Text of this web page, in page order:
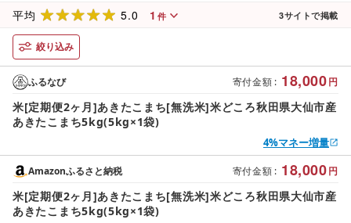
平均 5.0 1 件 3サイトで掲載
絞り込み
寄付金額 : 18,000円
ふるなび
米[定期便2ヶ月]あきたこまち[無洗米]米どころ秋田県大仙市産
あきたこまち5kg(5kg×1袋)
4%マネー増量
寄付金額 : 18,000円
Amazonふるさと納税
米[定期便2ヶ月]あきたこまち[無洗米]米どころ秋田県大仙市産
あきたこまち5kg(5kg×1袋)